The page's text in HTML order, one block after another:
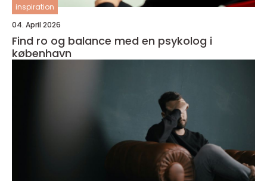
inspiration
04. April 2026
Find ro og balance med en psykolog i
københavn